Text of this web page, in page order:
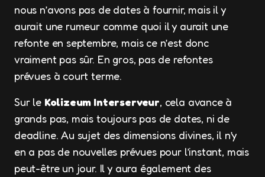
nous n’avons pas de dates à fournir, mais il y
aurait une rumeur comme quoi il y aurait une
refonte en septembre, mais ce n’est donc
vraiment pas sûr. En gros, pas de refontes
prévues à court terme.
Sur le Kolizeum Interserveur, cela avance à
grands pas, mais toujours pas de dates, ni de
deadline. Au sujet des dimensions divines, il n’y
en a pas de nouvelles prévues pour l’instant, mais
peut-être un jour. Il y aura également des